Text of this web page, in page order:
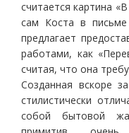
считается картина
сам Коста в письме
предлагает
работами, как
считая, что она
Созданная вскоре
стилистически
собой бытовой